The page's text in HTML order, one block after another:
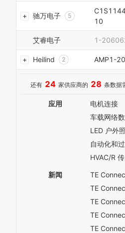
0
7
驰万电子
5
9
2
10
艾睿电子 1-
Heilind
8
2
5
4
AMP1-
还有 24 家供应商的 28 条数据
应用
电机连接
车载网络
LED 户外
自动化和
HVAC/R
新闻
TE
TE
TE
TE
TE